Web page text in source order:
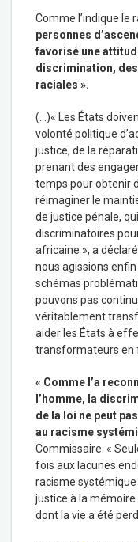
Comme l’indique le
personnes
favorisé une
discrimination,
raciales ».
(…)« Les États
volonté politique
justice, de la
prenant des
temps pour obtenir
réimaginer le
de justice pénale,
discriminatoires
africaine », a
nous agissions
schémas
pouvons pas
véritablement
aider les États à
transformateurs en
« Comme l’a
l’homme, la
de la loi ne peut
au racisme
Commissaire. «
fois aux lacunes
racisme
justice à la mémoire
dont la vie a été